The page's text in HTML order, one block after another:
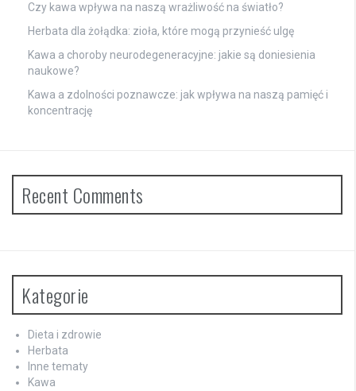
Czy kawa wpływa na naszą wrażliwość na światło?
Herbata dla żołądka: zioła, które mogą przynieść ulgę
Kawa a choroby neurodegeneracyjne: jakie są doniesienia
naukowe?
Kawa a zdolności poznawcze: jak wpływa na naszą pamięć i
koncentrację
Recent Comments
Kategorie
Dieta i zdrowie
Herbata
Inne tematy
Kawa